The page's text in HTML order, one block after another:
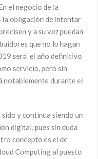
el negocio de la
obligación de intentar
y a su vez puedan
que no lo hagan
será el año definitivo
servicio, pero sin
notablemente durante el
y continua siendo un
digital, pues sin duda
concepto es el de
Computing al puesto